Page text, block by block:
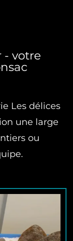
- votre
Les délices
une large
ou